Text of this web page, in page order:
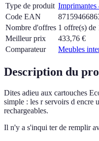
Type de produit Imprimantes
Code EAN
Nombre d'offres 1 offre(s) de
Meilleur prix
433,76 €
Comparateur
Meubles
Description du
Dites adieu aux cartouches
simple : les r servoirs d encre
rechargeables.
Il n'y a s'inqui ter de remplir